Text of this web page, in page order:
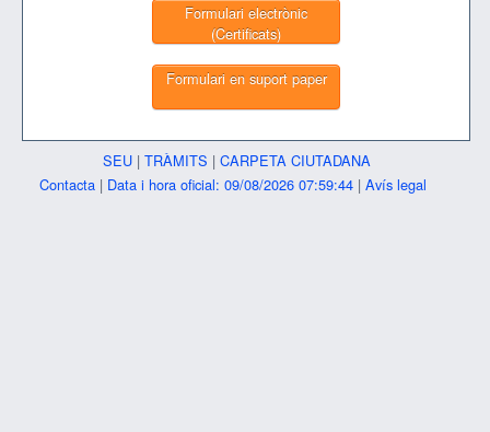
Formulari electrònic
(Certificats)
Formulari en suport paper
SEU | TRÀMITS | CARPETA CIUTADANA
Contacta | Data i hora oficial: 09/08/2026 07:59:44 | Avís legal